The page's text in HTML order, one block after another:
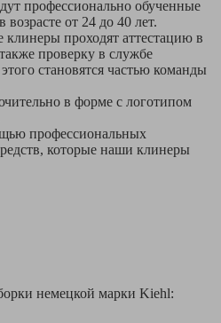
профессионально обученные
от 24 до 40 лет.
проходят аттестацию в
проверку в службе
становятся частью команды
в форме с логотипом
профессиональных
которые наши клинеры
немецкой марки Kiehl: